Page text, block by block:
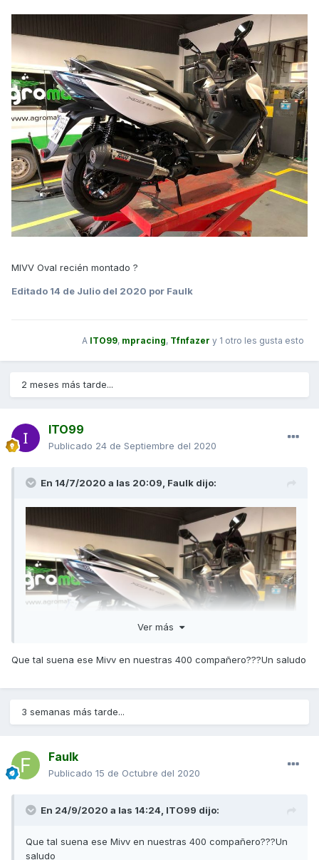
MIVV Oval recién montado ?
Editado 14 de Julio del 2020 por Faulk
A ITO99, mpracing, Tfnfazer y 1 otro les gusta esto
2 meses más tarde...
ITO99
Publicado 24 de Septiembre del 2020
En 14/7/2020 a las 20:09, Faulk dijo:
Ver más
Que tal suena ese Mivv en nuestras 400 compañero???Un saludo
3 semanas más tarde...
Faulk
Publicado 15 de Octubre del 2020
En 24/9/2020 a las 14:24, ITO99 dijo:
Que tal suena ese Mivv en nuestras 400 compañero???Un
saludo